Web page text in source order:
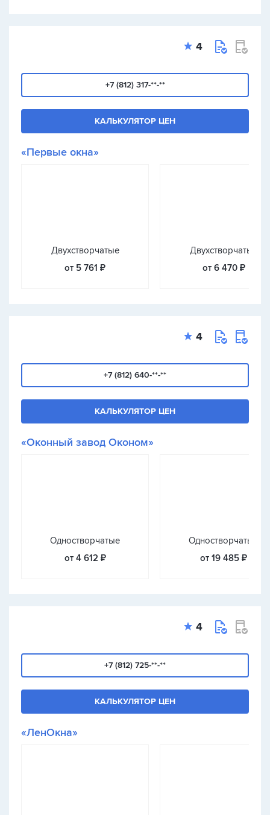
4
+7 (812) 317-**-**
КАЛЬКУЛЯТОР ЦЕН
«Первые окна»
Двухстворчатые
от 5 761 ₽
Двухстворчатые
от 6 470 ₽
4
+7 (812) 640-**-**
КАЛЬКУЛЯТОР ЦЕН
«Оконный завод Оконом»
Одностворчатые
от 4 612 ₽
Одностворчатые
от 19 485 ₽
4
+7 (812) 725-**-**
КАЛЬКУЛЯТОР ЦЕН
«ЛенОкна»